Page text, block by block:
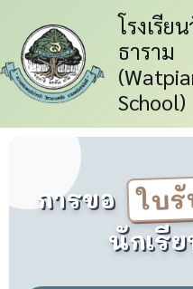
content
โรงเรีย
ธาราม
School)
การขอ ใบ
นักเรี